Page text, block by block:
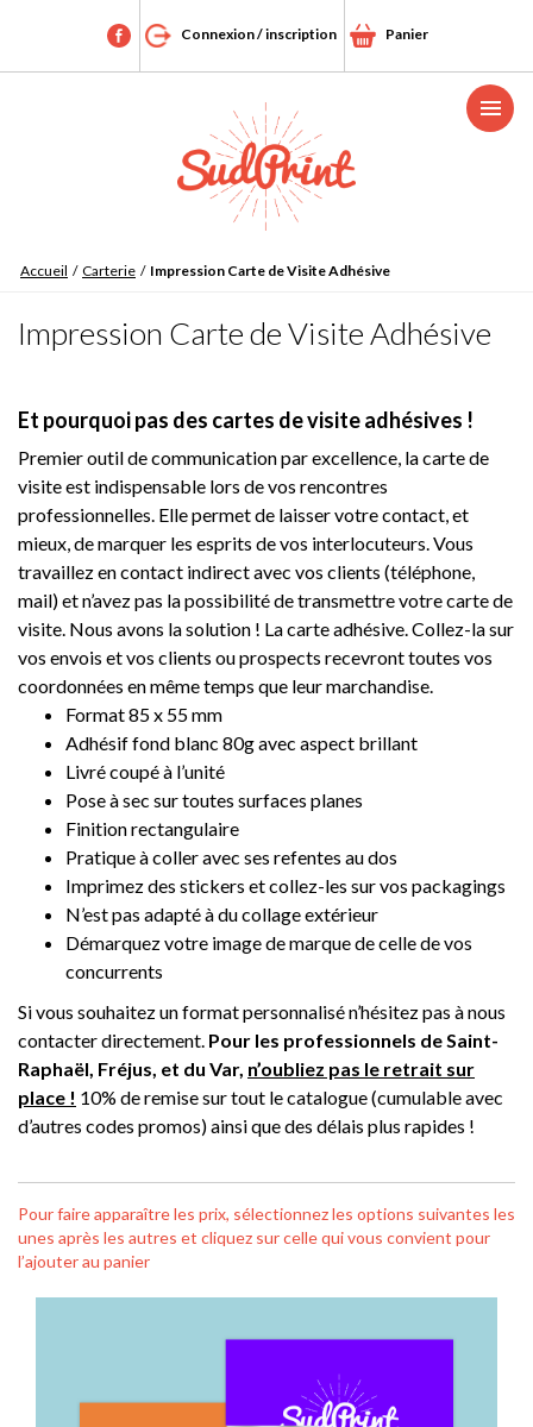
Connexion / inscription Panier
Menu
Accueil / Carterie / Impression Carte de Visite Adhésive
Impression Carte de Visite Adhésive
Et pourquoi pas des cartes de visite adhésives !
Premier outil de communication par excellence, la carte de
visite est indispensable lors de vos rencontres
professionnelles. Elle permet de laisser votre contact, et
mieux, de marquer les esprits de vos interlocuteurs. Vous
travaillez en contact indirect avec vos clients (téléphone,
mail) et n’avez pas la possibilité de transmettre votre carte de
visite. Nous avons la solution ! La carte adhésive. Collez-la sur
vos envois et vos clients ou prospects recevront toutes vos
coordonnées en même temps que leur marchandise.
Format 85 x 55 mm
Adhésif fond blanc 80g avec aspect brillant
Livré coupé à l’unité
Pose à sec sur toutes surfaces planes
Finition rectangulaire
Pratique à coller avec ses refentes au dos
Imprimez des stickers et collez-les sur vos packagings
N’est pas adapté à du collage extérieur
Démarquez votre image de marque de celle de vos
concurrents
Si vous souhaitez un format personnalisé n’hésitez pas à nous
contacter directement. Pour les professionnels de Saint-
Raphaël, Fréjus, et du Var, n’oubliez pas le retrait sur
place ! 10% de remise sur tout le catalogue (cumulable avec
d’autres codes promos) ainsi que des délais plus rapides !
Pour faire apparaître les prix, sélectionnez les options suivantes les
unes après les autres et cliquez sur celle qui vous convient pour
l’ajouter au panier